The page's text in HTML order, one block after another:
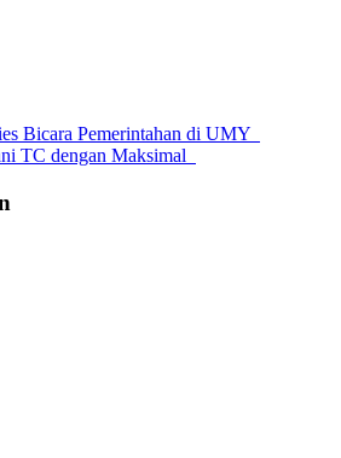
Bicara Pemerintahan di UMY
TC dengan Maksimal